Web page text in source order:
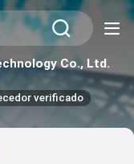
Co., Ltd.
verificado